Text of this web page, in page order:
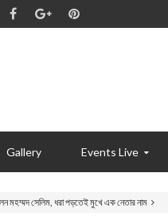
Gallery Events Live
মহম্মদ সেলিম, ধরা পড়তেই মুখে এক নেতার নাম